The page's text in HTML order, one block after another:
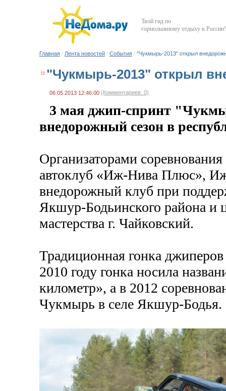
Твой гид по
горнолыжному отдыху в России!
Главная / Лента новостей / События / "Чукмырь-2013" открыл
"Чукмырь-2013" открыл
06.05.2013 12:46:00 (Комментариев: 0)
3 мая джип-спринт
внедорожный сезон в
Организаторами
автоклуб «Иж-Нива Плюс»,
внедорожный клуб при
Якшур-Бодьинского района и
мастерства г. Чайковский.
Традиционная гонка
2010 году гонка носила
километр», а в 2012
Чукмырь в селе Якшур-Бодья.